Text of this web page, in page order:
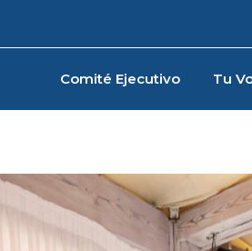
Comité Ejecutivo Tu